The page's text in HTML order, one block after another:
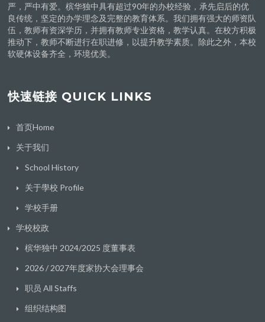
严，严中有爱。槟华独中具有超过90年的办校经验，承先启后的优
良传统，坚定的办学理念及完整的教育体系。我们拥有强大的师资队
伍，教师有资深学历，并拥有教师专业资格，教学认真。在校方积极
推动下，教师不断进行在职进修，以提升教学素质。除此之外，本校
软硬体设备齐全，环境优美。
快速链接 QUICK LINKS
首页Home
关于我们
School History
关于學校 Profile
学校手册
学校校政
槟华独中 2024/2025 度董事表
2026 / 2027年度家协大会理事会
职员 All Staffs
组织结构图